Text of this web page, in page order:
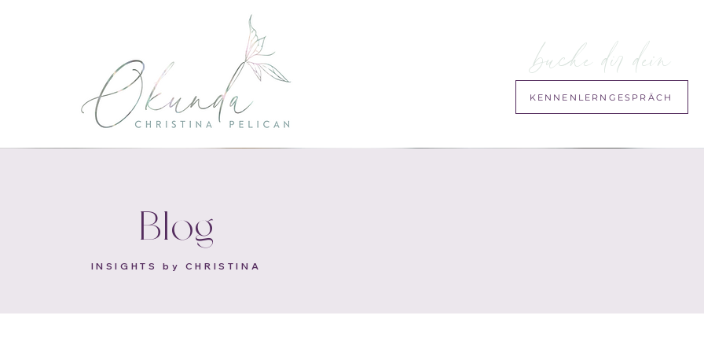
buche dir dein
KENNENLERNGESPRÄCH
Blog
INSIGHTS by CHRISTINA